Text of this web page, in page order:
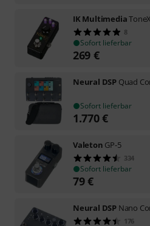
IK Multimedia
8
Sofort lieferbar
269 €
Neural DSP Quad
Sofort lieferbar
1.770€
Valeton GP-5
334
Sofort lieferbar
79€
Neural DSP Nano
176